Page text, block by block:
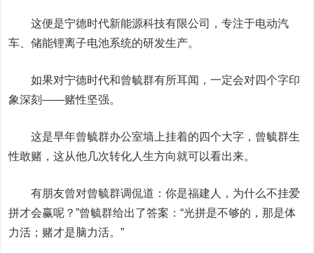
这便是宁德时代新能源科技有限公司，专注于电动汽
车、储能锂离子电池系统的研发生产。
如果对宁德时代和曾毓群有所耳闻，一定会对四个字印
象深刻——赌性坚强。
这是早年曾毓群办公室墙上挂着的四个大字，曾毓群生
性敢赌，这从他几次转化人生方向就可以看出来。
有朋友曾对曾毓群调侃道：你是福建人，为什么不挂爱
拼才会赢呢？”曾毓群给出了答案：“光拼是不够的，那是体
力活；赌才是脑力活。”